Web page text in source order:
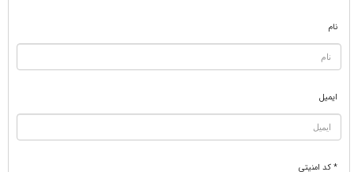
نام
ایمیل
* کد امنیتی